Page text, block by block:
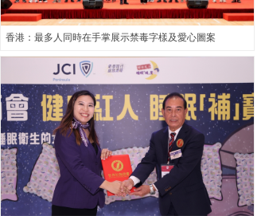
香港：最多人同時在手掌展示禁毒字樣及愛心圖案